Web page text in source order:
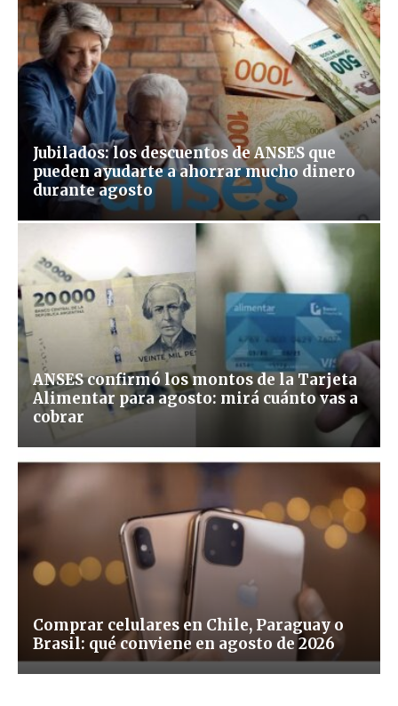
Jubilados: los descuentos de ANSES que
pueden ayudarte a ahorrar mucho dinero
durante agosto
ANSES confirmó los montos de la Tarjeta
Alimentar para agosto: mirá cuánto vas a
cobrar
Comprar celulares en Chile, Paraguay o
Brasil: qué conviene en agosto de 2026